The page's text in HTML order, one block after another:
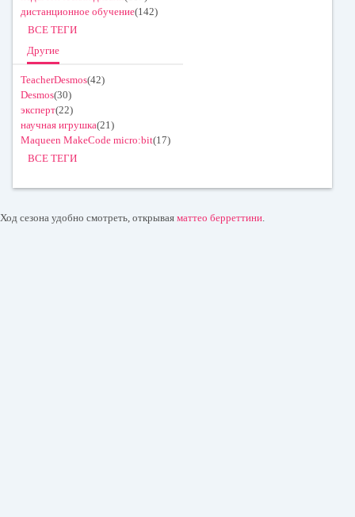
дистанционное обучение(142)
ВСЕ ТЕГИ
Другие
TeacherDesmos(42)
Desmos(30)
эксперт(22)
научная игрушка(21)
Maqueen MakeCode micro:bit(17)
ВСЕ ТЕГИ
Ход сезона удобно смотреть, открывая маттео берреттини.